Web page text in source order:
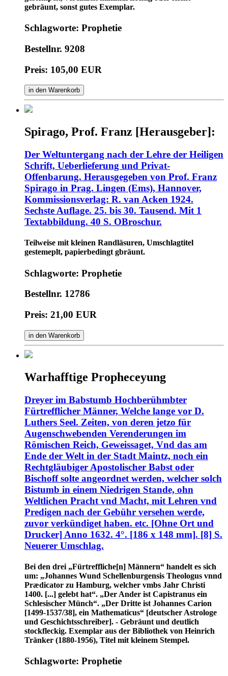
gebräunt, sonst gutes Exemplar.
Schlagworte: Prophetie
Bestellnr. 9208
Preis: 105,00 EUR
in den Warenkorb
Spirago, Prof. Franz [Herausgeber]:
Der Weltuntergang nach der Lehre der Heiligen
Schrift, Ueberlieferung und Privat-
Offenbarung. Herausgegeben von Prof. Franz
Spirago in Prag. Lingen (Ems), Hannover,
Kommissionsverlag: R. van Acken 1924.
Sechste Auflage. 25. bis 30. Tausend. Mit 1
Textabbildung. 40 S. OBroschur.
Teilweise mit kleinen Randläsuren, Umschlagtitel
gestemeplt, papierbedingt gbräunt.
Schlagworte: Prophetie
Bestellnr. 12786
Preis: 21,00 EUR
in den Warenkorb
Warhafftige Propheceyung
Dreyer im Babstumb Hochberühmbter
Fürtrefflicher Männer, Welche lange vor D.
Luthers Seel. Zeiten, von deren jetzo für
Augenschwebenden Verenderungen im
Römischen Reich, Geweissaget, Vnd das am
Ende der Welt in der Stadt Maintz, noch ein
Rechtgläubiger Apostolischer Babst oder
Bischoff solte angeordnet werden, welcher solch
Bistumb in einem Niedrigen Stande, ohn
Weltlichen Pracht vnd Macht, mit Lehren vnd
Predigen nach der Gebühr versehen werde,
zuvor verkündiget haben. etc. [Ohne Ort und
Drucker] Anno 1632. 4°. [186 x 148 mm]. [8] S.
Neuerer Umschlag.
Bei den drei „Fürtreffliche[n] Männern“ handelt es sich
um: „Johannes Wund Schellenburgensis Theologus vnnd
Prædicator zu Hamburg, welcher vmbs Jahr Christi
1400. [...] gelebt hat“. „Der Ander ist Capistranus ein
Schlesischer Münch“. „Der Dritte ist Johannes Carion
[1499-1537/38], ein Mathematicus“ [deutscher Astrologe
und Geschichtsschreiber]. - Gebräunt und deutlich
stockfleckig. Exemplar aus der Bibliothek von Heinrich
Tränker (1880-1956), Titel mit kleinem Stempel.
Schlagworte: Prophetie